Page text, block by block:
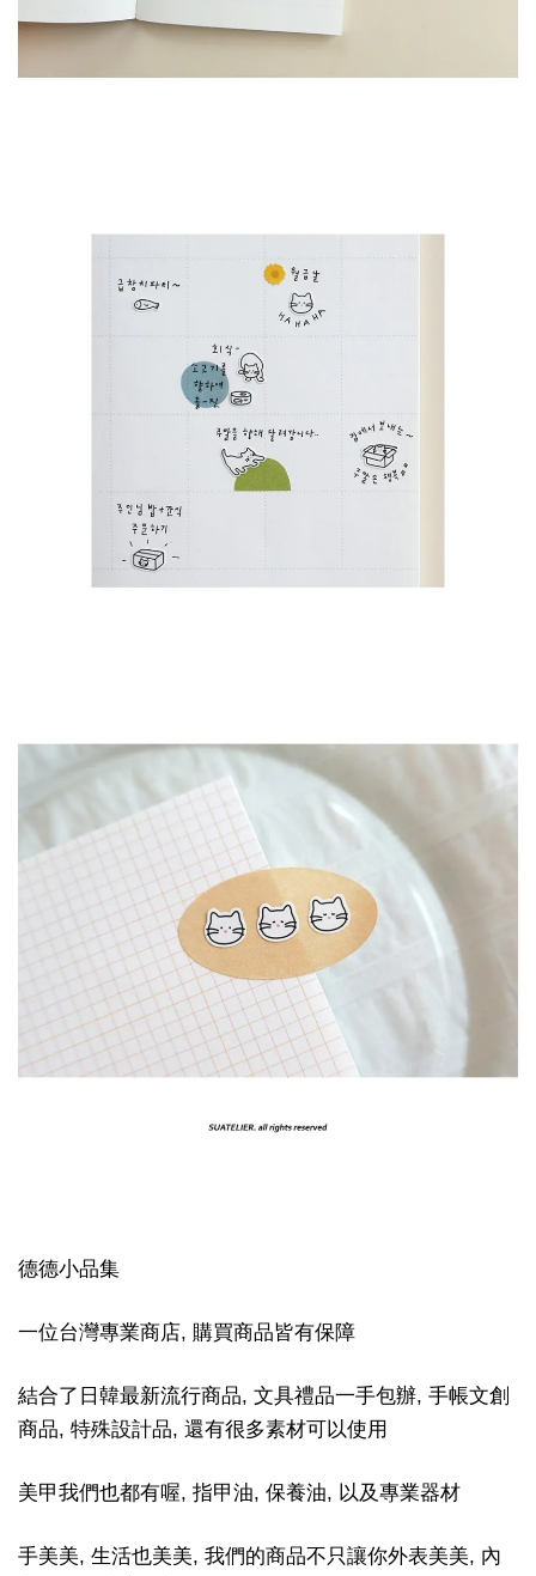
德德小品集
一位台灣專業商店, 購買商品皆有保障
結合了日韓最新流行商品, 文具禮品一手包辦, 手帳文創
商品, 特殊設計品, 還有很多素材可以使用
美甲我們也都有喔, 指甲油, 保養油, 以及專業器材
手美美, 生活也美美, 我們的商品不只讓你外表美美, 內